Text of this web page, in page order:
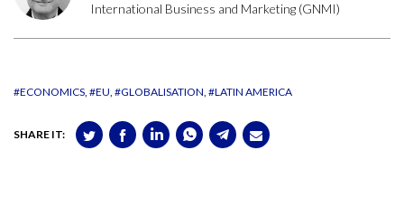
International Business and Marketing (GNMI)
#ECONOMICS #EU #GLOBALISATION #LATIN AMERICA
SHARE IT: